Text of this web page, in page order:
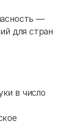
—
для стран
в число